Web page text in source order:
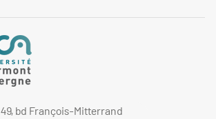
49, bd François-Mitterrand